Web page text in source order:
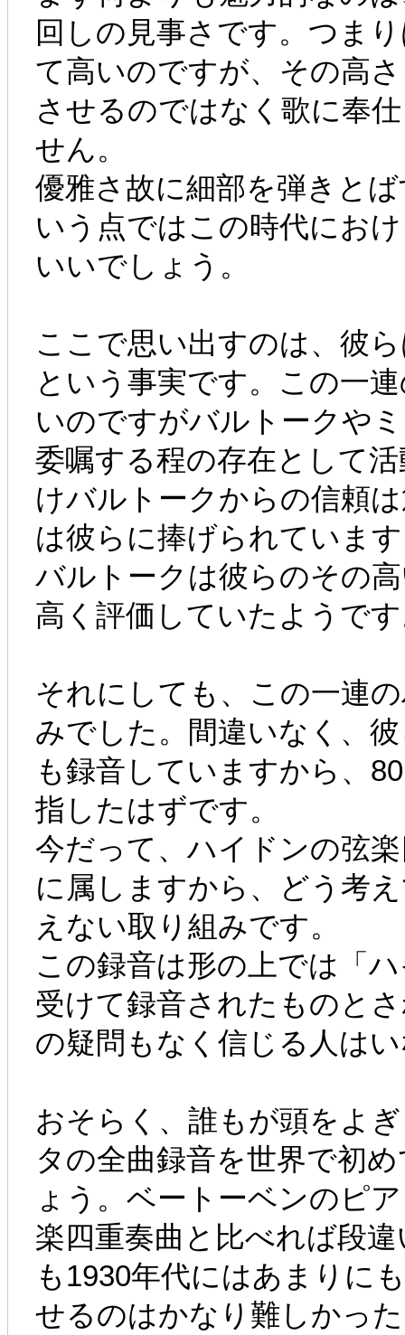
回しの見事さです。つま
て高いのですが、その高
させるのではなく歌に奉
せん。
優雅さ故に細部を弾きと
いう点ではこの時代にお
いいでしょう。
ここで思い出すのは、彼
という事実です。この一
いのですがバルトークや
委嘱する程の存在として
けバルトークからの信頼
は彼らに捧げられていま
バルトークは彼らのその
高く評価していたようで
それにしても、この一連
みでした。間違いなく、
も録音していますから、
指したはずです。
今だって、ハイドンの弦
に属しますから、どう考
えない取り組みです。
この録音は形の上では「
受けて録音されたものと
の疑問もなく信じる人は
おそらく、誰もが頭をよ
タの全曲録音を世界で初
ょう。ベートーベンのピ
楽四重奏曲と比べれば段
も1930年代にはあまりに
せるのはかなり難しかっ